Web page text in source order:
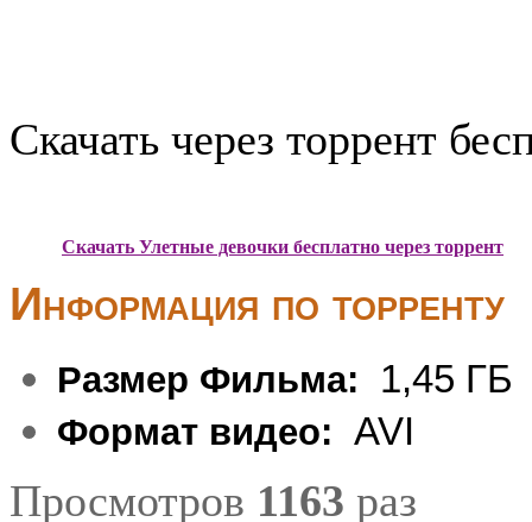
Скачать через торрент
Скачать Улетные девочки бесплатно через торрент
Информация по торренту
Размер Фильма: 1,45 ГБ
Формат видео: AVI
Просмотров 1163 раз